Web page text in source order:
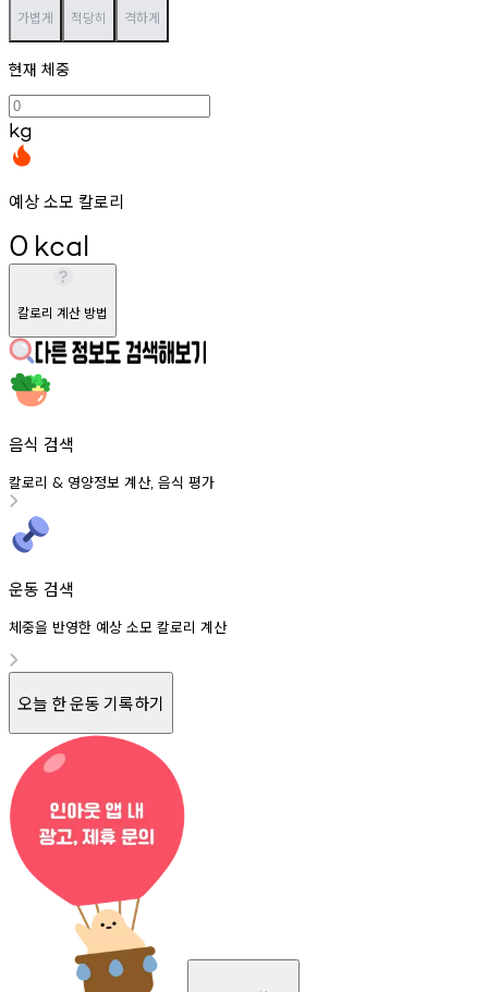
가볍게 적당히 격하게
현재 체중
kg
예상 소모 칼로리
0 kcal
칼로리 계산 방법
음식 검색
칼로리 & 영양정보 계산, 음식 평가
운동 검색
체중을 반영한 예상 소모 칼로리 계산
오늘 한 운동 기록하기